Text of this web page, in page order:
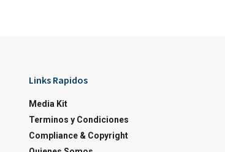
Links Rapidos
Media Kit
Terminos y Condiciones
Compliance & Copyright